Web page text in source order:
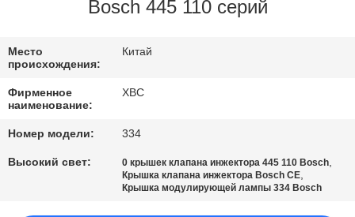
КАЧЕСТВА
СВЯЖИТЕСЬ
МЫ
Bosch 445 110 серий
Место
происхождения:
Китай
Фирменное
наименование:
XBC
Номер модели: 334
Высокий свет: 0 крышек клапана инжектора 445 110 Bosch,
Крышка клапана инжектора Bosch CE,
Крышка модулирующей лампы 334 Bosch